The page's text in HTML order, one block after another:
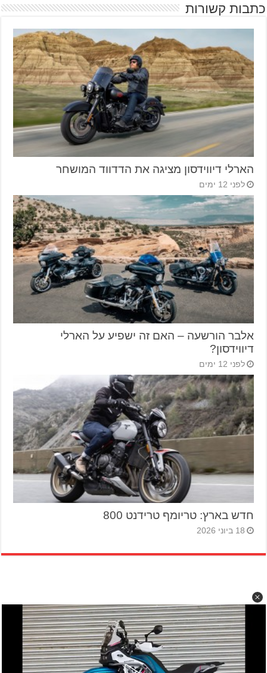
כתבות קשורות
הארלי דיווידסון מציגה את הדדווד המושחר
לפני 12 ימים
אלבר הורשעה – האם זה ישפיע על הארלי
דיווידסון?
לפני 12 ימים
חדש בארץ: טריומף טרידנט 800
18 ביוני 2026